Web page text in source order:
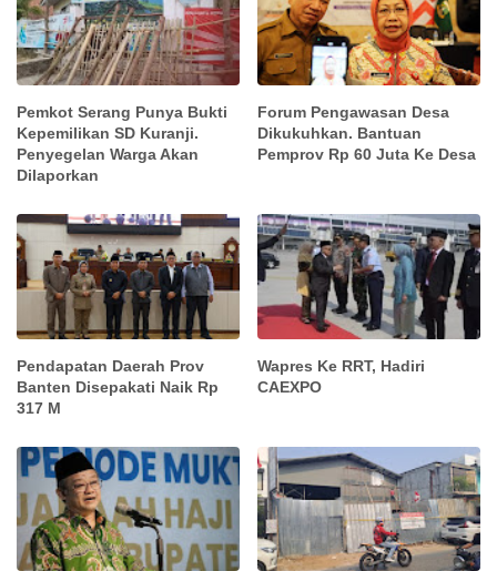
Pemkot Serang Punya Bukti
Kepemilikan SD Kuranji.
Penyegelan Warga Akan
Dilaporkan
Forum Pengawasan Desa
Dikukuhkan. Bantuan
Pemprov Rp 60 Juta Ke Desa
Pendapatan Daerah Prov
Banten Disepakati Naik Rp
317 M
Wapres Ke RRT, Hadiri
CAEXPO